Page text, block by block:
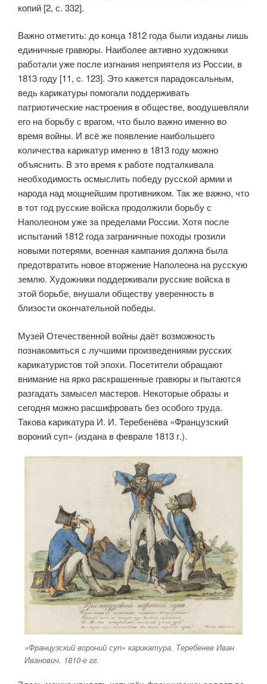
копий [2, с. 332].
Важно отметить: до конца 1812 года были изданы лишь
единичные гравюры. Наиболее активно художники
работали уже после изгнания неприятеля из России, в
1813 году [11, c. 123]. Это кажется парадоксальным,
ведь карикатуры помогали поддерживать
патриотические настроения в обществе, воодушевляли
его на борьбу с врагом, что было важно именно во
время войны. И всё же появление наибольшего
количества карикатур именно в 1813 году можно
объяснить. В это время к работе подталкивала
необходимость осмыслить победу русской армии и
народа над мощнейшим противником. Так же важно, что
в тот год русские войска продолжили борьбу с
Наполеоном уже за пределами России. Хотя после
испытаний 1812 года заграничные походы грозили
новыми потерями, военная кампания должна была
предотвратить новое вторжение Наполеона на русскую
землю. Художники поддерживали русские войска в
этой борьбе, внушали обществу уверенность в
близости окончательной победы.
Музей Отечественной войны даёт возможность
познакомиться с лучшими произведениями русских
карикатуристов той эпохи. Посетители обращают
внимание на ярко раскрашенные гравюры и пытаются
разгадать замысел мастеров. Некоторые образы и
сегодня можно расшифровать без особого труда.
Такова карикатура И. И. Теребенёва «Французский
вороний суп» (издана в феврале 1813 г.).
«Французский вороний суп» карикатура. Теребенев Иван
Иванович. 1810-е гг.